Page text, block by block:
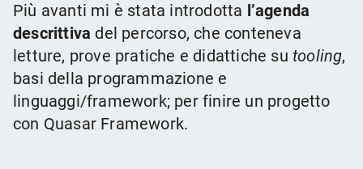
Più avanti mi è stata introdotta l’agenda
descrittiva del percorso, che conteneva
letture, prove pratiche e didattiche sutooling,
basi della programmazione e
linguaggi/framework; per finire un progetto
con Quasar Framework.